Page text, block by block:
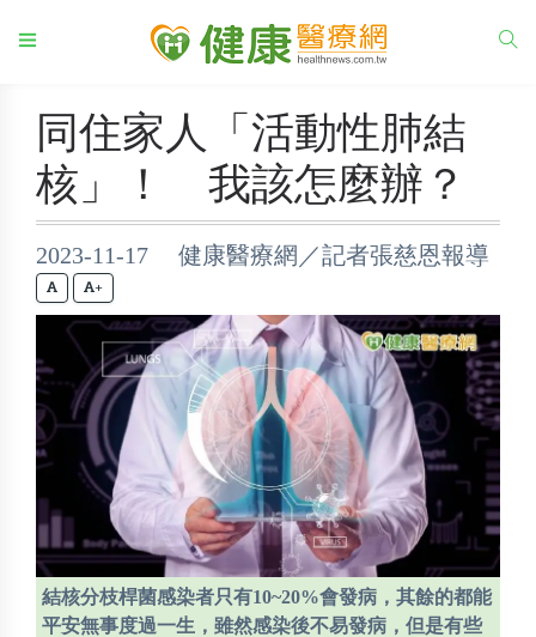
同住家人「活動性肺結
核」！ 我該怎麼辦？
2023-11-17 健康醫療網／記者張慈恩報導
+
結核分枝桿菌感染者只有10~20%會發病，其餘的都能
平安無事度過一生，雖然感染後不易發病，但是有些